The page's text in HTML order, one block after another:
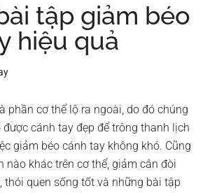
tập giảm béo
hiệu quả
phần cơ thể lộ ra ngoài, do đó chúng
cánh tay đẹp để trông thanh lịch
giảm béo cánh tay không khó. Cũng
nào khác trên cơ thể, giảm cân đòi
thói quen sống tốt và những bài tập